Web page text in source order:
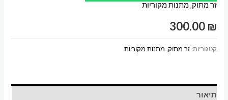
“כמה
הביתה”
זר מתוק,מתנות מקוריות
300.00 ₪
קטגוריות:זר מתוק, מתנות מקוריות
תיאור